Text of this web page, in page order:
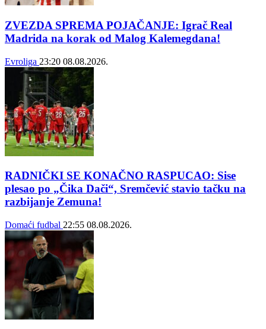
ZVEZDA SPREMA POJAČANJE: Igrač Real
Madrida na korak od Malog Kalemegdana!
Evroliga 23:20 08.08.2026.
RADNIČKI SE KONAČNO RASPUCAO: Sise
plesao po „Čika Dači“, Sremčević stavio tačku na
razbijanje Zemuna!
Domaći fudbal 22:55 08.08.2026.